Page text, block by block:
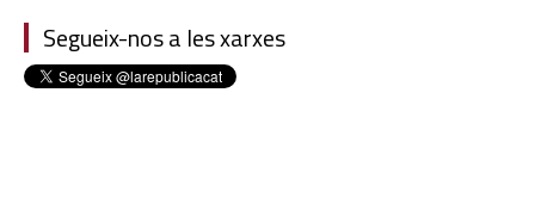
Segueix-nos a les xarxes